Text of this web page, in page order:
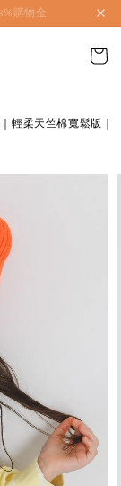
購物金
輕柔天竺棉寬鬆版｜